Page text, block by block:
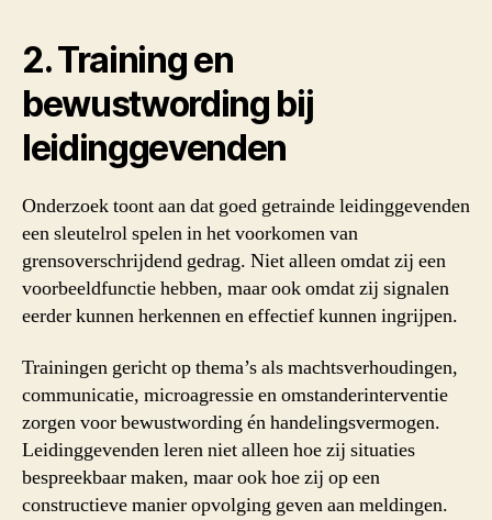
2. Training en
bewustwording bij
leidinggevenden
Onderzoek toont aan dat goed getrainde leidinggevenden
een sleutelrol spelen in het voorkomen van
grensoverschrijdend gedrag. Niet alleen omdat zij een
voorbeeldfunctie hebben, maar ook omdat zij signalen
eerder kunnen herkennen en effectief kunnen ingrijpen.
Trainingen gericht op thema’s als machtsverhoudingen,
communicatie, microagressie en omstanderinterventie
zorgen voor bewustwording én handelingsvermogen.
Leidinggevenden leren niet alleen hoe zij situaties
bespreekbaar maken, maar ook hoe zij op een
constructieve manier opvolging geven aan meldingen.